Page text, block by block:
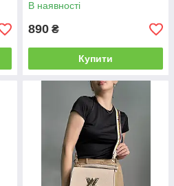
В наявності
890 ₴
Купити